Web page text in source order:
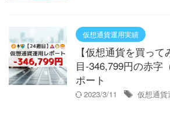
仮想通貨運用実績
【仮想通貨を買っ
目-346,799円の赤字
ポート
2023/3/11 仮想通貨